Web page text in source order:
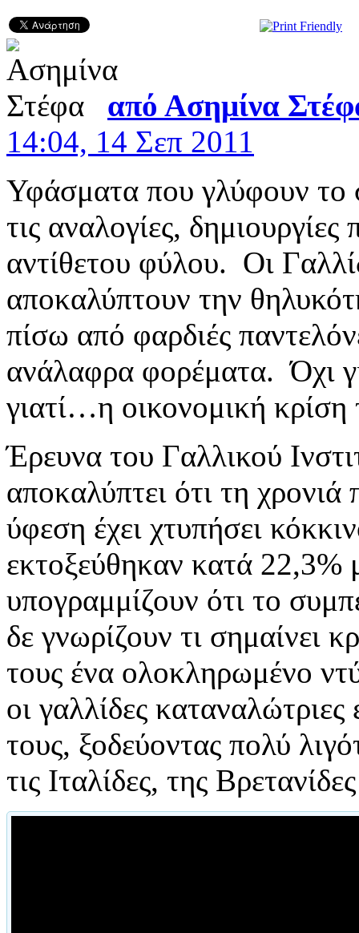
από Ασημίνα
14:04, 14 Σεπ 2011
Υφάσματα που γλύφουν το
τις αναλογίες,
αντίθετου φύλου. Οι
αποκαλύπτουν την
πίσω από φαρδιές
ανάλαφρα φορέματα. Όχι
γιατί…η οικονομική κρίση
Έρευνα του Γαλλικού
αποκαλύπτει ότι τη
ύφεση έχει χτυπήσει
εκτοξεύθηκαν κατά 22,3%
υπογραμμίζουν ότι το
δε γνωρίζουν τι σημαίνει
τους ένα ολοκληρωμένο
οι γαλλίδες
τους, ξοδεύοντας πολύ
τις Ιταλίδες, της